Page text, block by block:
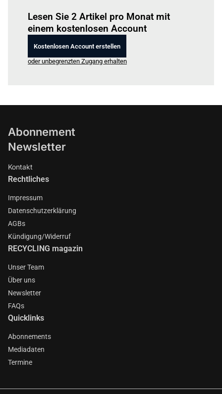
Lesen Sie 2 Artikel pro Monat mit
einem kostenlosen Account
Kostenlosen Account erstellen
oder unbegrenzten Zugang erhalten
Abonnement
Newsletter
Kontakt
Rechtliches
Impressum
Datenschutzerklärung
AGBs
Kündigung/Widerruf
RECYCLING magazin
Unser Team
Über uns
Newsletter
FAQs
Quicklinks
Abonnements
Mediadaten
Termine